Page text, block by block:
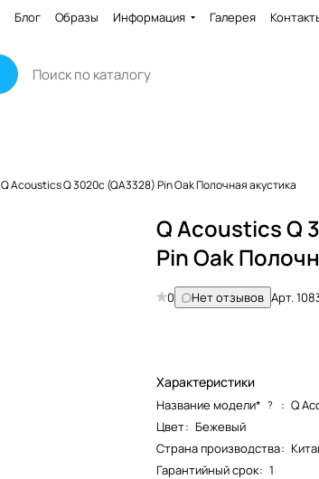
Блог Образы Информация Галерея
Q Acoustics Q 3020c (QA3328) Pin Oak Полочная акустика
Q Acoustics Q
Pin Oak
0 Нет отзывов Арт.
Характеристики
Название модели* ? : Q
Цвет: Бежевый
Страна производства:
Гарантийный срок: 1